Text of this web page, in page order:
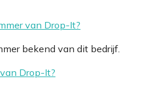
van Drop-It?
bekend van dit bedrijf.
Drop-It?